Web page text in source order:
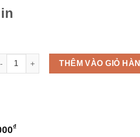
₫
số lượng
THÊM VÀO GIỎ